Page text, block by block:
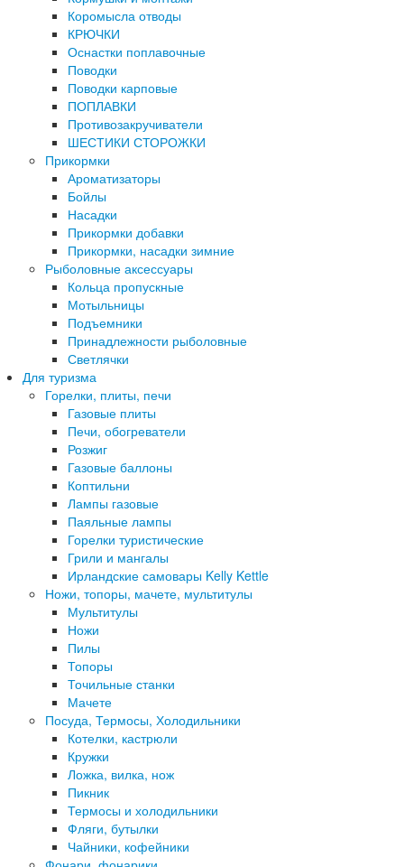
Коромысла отводы
КРЮЧКИ
Оснастки поплавочные
Поводки
Поводки карповые
ПОПЛАВКИ
Противозакручиватели
ШЕСТИКИ СТОРОЖКИ
Прикормки
Ароматизаторы
Бойлы
Насадки
Прикормки добавки
Прикормки, насадки зимние
Рыболовные аксессуары
Кольца пропускные
Мотыльницы
Подъемники
Принадлежности рыболовные
Светлячки
Для туризма
Горелки, плиты, печи
Газовые плиты
Печи, обогреватели
Розжиг
Газовые баллоны
Коптильни
Лампы газовые
Паяльные лампы
Горелки туристические
Грили и мангалы
Ирландские самовары Kelly Kettle
Ножи, топоры, мачете, мультитулы
Мультитулы
Ножи
Пилы
Топоры
Точильные станки
Мачете
Посуда, Термосы, Холодильники
Котелки, кастрюли
Кружки
Ложка, вилка, нож
Пикник
Термосы и холодильники
Фляги, бутылки
Чайники, кофейники